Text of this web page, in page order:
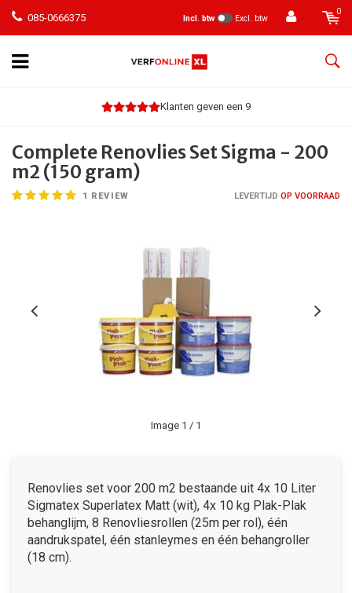
085-0666375 Incl. btw Excl. btw
0
Klanten geven een 9
Complete Renovlies Set Sigma - 200
m2 (150 gram)
1 REVIEW LEVERTIJD OP VOORRAAD
Image 1 / 1
Renovlies set voor 200 m2 bestaande uit 4x 10 Liter
Sigmatex Superlatex Matt (wit), 4x 10 kg Plak-Plak
behanglijm, 8 Renovliesrollen (25m per rol), één
aandrukspatel, één stanleymes en één behangroller
(18 cm).